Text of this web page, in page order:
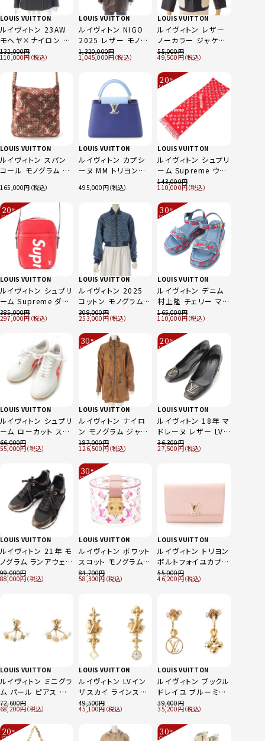
LOUIS VUITTON
ルイヴィトン 23AW
モヘヤ×ナイロン 金
ボタン ダブル テーラ
ードジャケット
FPJA25DVN ブラッ
ク 42
132,000
110,000
LOUIS VUITTON
ルイヴィトン NIGO
2025 レザー モノグ
ラム ファー フーデッ
ト レザー コート アウ
1,320,000
1,045,000
LOUIS VUITTON
ルイヴィトン レザー
ノーカラー ジャケット
ネイビー×ホワイト
55,000
49,500
LOUIS VUITTON
ルイヴィトン スパン
コール モノグラム メ
タル ショルダーバッ
グ M92288 ブラウン
165,000
LOUIS VUITTON
ルイヴィトン カプシ
ーヌ MM トリヨンレ
ー ハンドバッグ
M22674 スマルトブ
ルー/ブルー・ド・プロ
ヴァンスブルー/スノ
ーホワイト
495,000
20%
OFF
LOUIS VUITTON
ルイヴィトン シュプリ
ーム Supreme ウー
ル カシミヤ混 モノグ
ラム ロゴ マフラー
MP1890 レッド
143,000
110,000
20%
OFF
LOUIS VUITTON
ルイヴィトン シュプリ
ーム Supreme ダヌ
ーブPM エピ ロゴ シ
ョルダーバッグ
385,000
297,000
LOUIS VUITTON
ルイヴィトン 2025
コットン モノグラム
デニム クロップド デ
ニム ジャケット
1AI174 ブルー 34
308,000
253,000
30%
OFF
LOUIS VUITTON
ルイヴィトン デニム
村上隆 チェリー マヤ
プラットフォーム サン
ダル ブルー
165,000
110,000
LOUIS VUITTON
ルイヴィトン シュプリ
ーム ローカット スニ
ーカー 1A3EQ5 ホ
ワイト×レッド 7 2/1
66,000
55,000
30%
OFF
LOUIS VUITTON
ルイヴィトン ナイロ
ン モノグラム ジャイ
アント コート ナイロ
ンジャケット ブラウン
36
187,000
126,500
20%
OFF
LOUIS VUITTON
ルイヴィトン 18年 マ
ドレーヌ レザー LVサ
ークル ヒール パンプ
ス シューズ ブラック
36,300
27,500
LOUIS VUITTON
ルイヴィトン 21年 モ
ノグラム ランアウェイ
スニーカー シューズ
1A3CW4 ブラック×
99,000
88,000
30%
OFF
LOUIS VUITTON
ルイヴィトン ボワット
スコット モノグラム
クリア 小物入れ イン
テリア GI0362 ピン
84,700
58,300
LOUIS VUITTON
ルイヴィトン トリヨン
ポルトフォイユカプシ
ーヌ コンパクト ウォ
レット 三つ折り財布
55,000
46,200
LOUIS VUITTON
ルイヴィトン ミニグラ
ム パール ピアス 両
耳用 アクセサリー
M01258 ゴールド
72,600
68,200
LOUIS VUITTON
ルイヴィトン LVイン
ザスカイ ラインスト
ーン付き ピアス 両耳
用 アクセサリー
M01257 ゴールド
49,500
45,100
LOUIS VUITTON
ルイヴィトン ブックル
ドレイユ ブルーミン
グ ピアス 両耳用 ア
クセサリー M64859
ゴールド
39,600
35,200
20%
OFF
30%
OFF